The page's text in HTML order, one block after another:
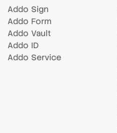
Addo Sign
Addo Form
Addo Vault
Addo ID
Addo Service